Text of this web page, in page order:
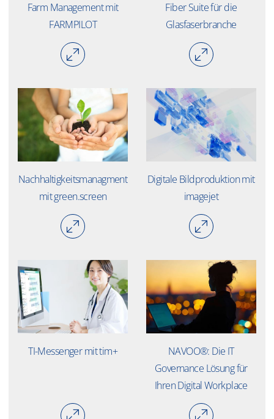
Farm Management mit
FARMPILOT
Fiber Suite für die
Glasfaserbranche
Nachhaltigkeitsmanagment
mit green.screen
Digitale Bildproduktion mit
imagejet
TI-Messenger mit tim+
NAVOO®: Die IT
Governance Lösung für
Ihren Digital Workplace